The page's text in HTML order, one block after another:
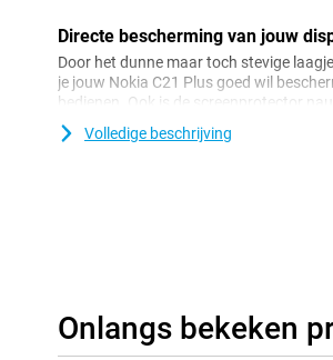
Directe bescherming van jouw
Door het dunne maar toch stevige
je jouw Nokia C21 Plus goed wil
bedienen. Ook is de screenprotector
van de screenprotector.
Volledige beschrijving
Onlangs bekeken